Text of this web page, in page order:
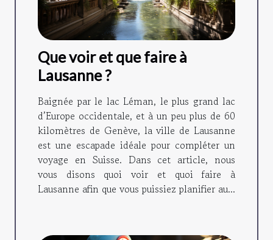
Que voir et que faire à
Lausanne ?
Baignée par le lac Léman, le plus grand lac
d’Europe occidentale, et à un peu plus de 60
kilomètres de Genève, la ville de Lausanne
est une escapade idéale pour compléter un
voyage en Suisse. Dans cet article, nous
vous disons quoi voir et quoi faire à
Lausanne afin que vous puissiez planifier au...